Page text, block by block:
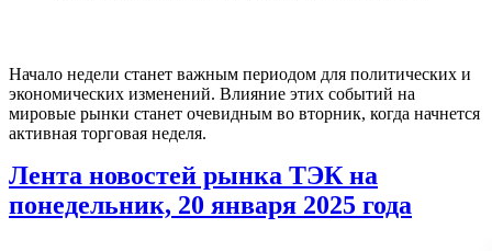
Начало недели станет важным периодом для политических и
экономических изменений. Влияние этих событий на
мировые рынки станет очевидным во вторник, когда начнется
активная торговая неделя.
Лента новостей рынка ТЭК на
понедельник, 20 января 2025 года